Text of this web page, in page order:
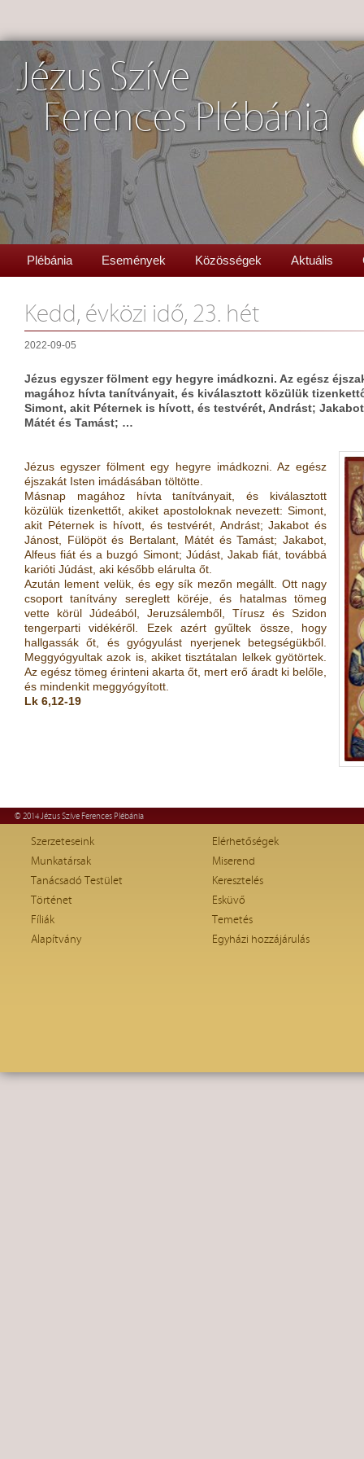
Jézus Szíve
Ferences Plébánia
Plébánia Események Közösségek Aktuális
Kedd, évközi idő, 23. hét
2022-09-05
Jézus egyszer fölment egy hegyre imádkozni. Az egész
magához hívta tanítványait, és kiválasztott közülük
Simont, akit Péternek is hívott, és testvérét, Andrást;
Mátét és Tamást; …
Jézus egyszer fölment egy hegyre imádkozni. Az egész
éjszakát Isten imádásában töltötte.
Másnap magához hívta tanítványait, és kiválasztott
közülük tizenkettőt, akiket apostoloknak nevezett: Simont,
akit Péternek is hívott, és testvérét, Andrást; Jakabot és
Jánost, Fülöpöt és Bertalant, Mátét és Tamást; Jakabot,
Alfeus fiát és a buzgó Simont; Júdást, Jakab fiát, továbbá
karióti Júdást, aki később elárulta őt.
Azután lement velük, és egy sík mezőn megállt. Ott nagy
csoport tanítvány sereglett köréje, és hatalmas tömeg
vette körül Júdeából, Jeruzsálemből, Tírusz és Szidon
tengerparti vidékéről. Ezek azért gyűltek össze, hogy
hallgassák őt, és gyógyulást nyerjenek betegségükből.
Meggyógyultak azok is, akiket tisztátalan lelkek gyötörtek.
Az egész tömeg érinteni akarta őt, mert erő áradt ki belőle,
és mindenkit meggyógyított.
Lk 6,12-19
© 2014 Jézus Szíve Ferences Plébánia
Szerzeteseink
Munkatársak
Tanácsadó Testület
Történet
Fíliák
Alapítvány
Elérhetőségek
Miserend
Keresztelés
Esküvő
Temetés
Egyházi hozzájárulás